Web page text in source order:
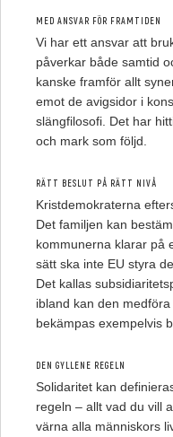
MED ANSVAR FÖR FRAMTIDEN
Vi har ett ansvar att
påverkar både samtid
kanske framför allt
emot de avigsidor i
slängfilosofi. Det har
och mark som följd.
RÄTT BESLUT PÅ RÄTT NIVÅ
Kristdemokraterna
Det familjen kan
kommunerna klarar på
sätt ska inte EU styra
Det kallas
ibland kan den
bekämpas exempelvis
DEN GYLLENE REGELN
Solidaritet kan
regeln – allt vad du vill
värna alla människors